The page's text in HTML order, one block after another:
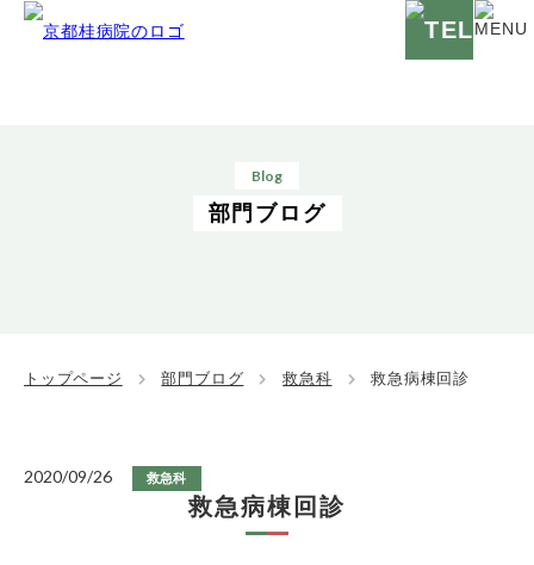
Blog
部門ブログ
トップページ 部門ブログ 救急科 救急病棟回診
2020/09/26 救急科
救急病棟回診